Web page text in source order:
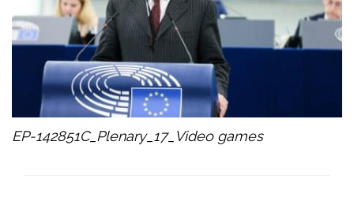
EP-142851C_Plenary_17_Video games